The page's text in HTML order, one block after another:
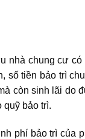
chung cư
số tiền bảo trì
còn sinh lãi
quỹ bảo trì.
phí bảo trì của